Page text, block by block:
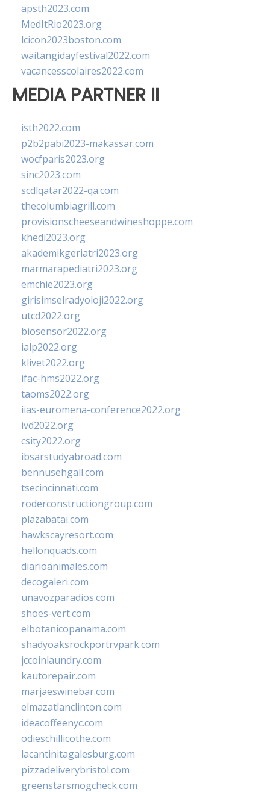
apsth2023.com
MedItRio2023.org
lcicon2023boston.com
waitangidayfestival2022.com
vacancesscolaires2022.com
MEDIA PARTNER II
isth2022.com
p2b2pabi2023-makassar.com
wocfparis2023.org
sinc2023.com
scdlqatar2022-qa.com
thecolumbiagrill.com
provisionscheeseandwineshoppe.com
khedi2023.org
akademikgeriatri2023.org
marmarapediatri2023.org
emchie2023.org
girisimselradyoloji2022.org
utcd2022.org
biosensor2022.org
ialp2022.org
klivet2022.org
ifac-hms2022.org
taoms2022.org
iias-euromena-conference2022.org
ivd2022.org
csity2022.org
ibsarstudyabroad.com
bennusehgall.com
tsecincinnati.com
roderconstructiongroup.com
plazabatai.com
hawkscayresort.com
hellonquads.com
diarioanimales.com
decogaleri.com
unavozparadios.com
shoes-vert.com
elbotanicopanama.com
shadyoaksrockportrvpark.com
jccoinlaundry.com
kautorepair.com
marjaeswinebar.com
elmazatlanclinton.com
ideacoffeenyc.com
odieschillicothe.com
lacantinitagalesburg.com
pizzadeliverybristol.com
greenstarsmogcheck.com